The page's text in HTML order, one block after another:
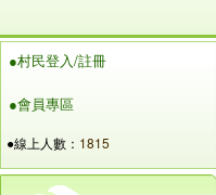
●村民登入/註冊
●會員專區
●線上人數： 1815